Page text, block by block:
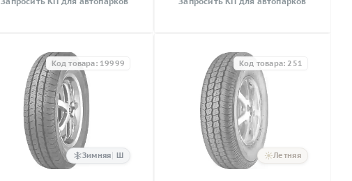
Зимняя Ш
Код товара: 19999
Летняя
Код товара: 251